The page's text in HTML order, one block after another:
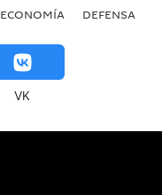
ECONOMÍA DEFENSA
VK